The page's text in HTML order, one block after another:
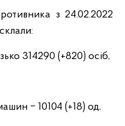
314290 (+820) осіб,
‒ 10104 (+18) од,